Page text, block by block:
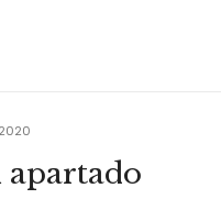
apartado